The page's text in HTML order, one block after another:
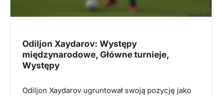
n
Odiljon Xaydarov: Występy
międzynarodowe, Główne turnieje,
Występy
Odiljon Xaydarov ugruntował swoją pozycję jako